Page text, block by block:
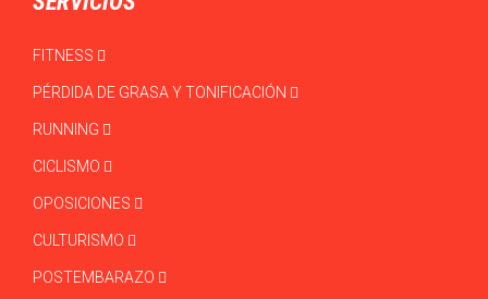
FITNESS
PÉRDIDA DE GRASA Y TONIFICACIÓN
RUNNING
CICLISMO
OPOSICIONES
CULTURISMO
POSTEMBARAZO